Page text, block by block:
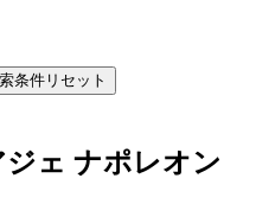
条件リセット
ェ ナポレオン